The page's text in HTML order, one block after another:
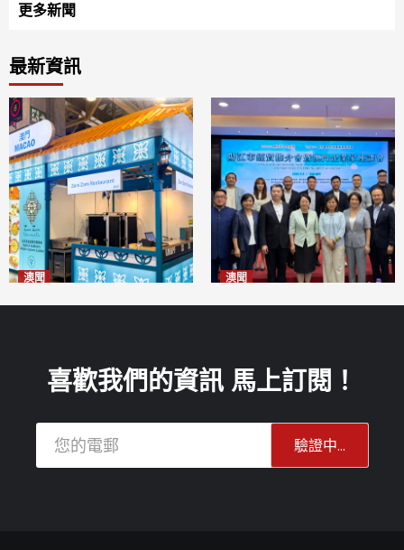
更多新聞
最新資訊
澳聞 澳聞
喜歡我們的資訊 馬上訂閱！